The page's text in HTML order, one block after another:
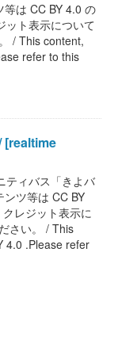
等は CC BY 4.0 の
ット表示について
/ This content,
refer to this
[realtime
ティバス「きよバ
ツ等は CC BY
レジット表示に
さい。 / This
4.0 .Please refer